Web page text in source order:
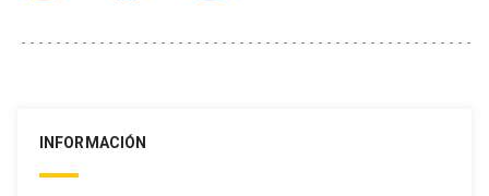
INFORMACIÓN